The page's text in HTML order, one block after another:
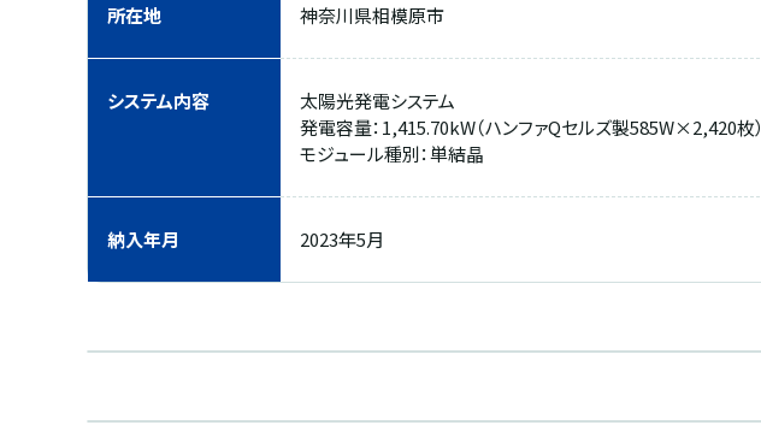
所在地 神奈川県相模原市
システム内容
太陽光発電システム
発電容量：1,415.70kW（ハンファQセルズ製585W×2,420枚）
モジュール種別：単結晶
納入年月 2023年5月